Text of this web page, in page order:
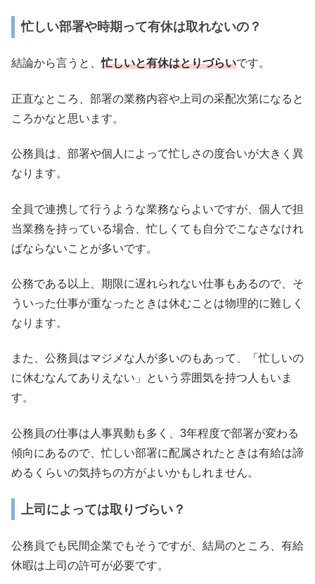
忙しい部署や時期って有休は取れないの？
結論から言うと、忙しいと有休はとりづらいです。
正直なところ、部署の業務内容や上司の采配次第になると
ころかなと思います。
公務員は、部署や個人によって忙しさの度合いが大きく異
なります。
全員で連携して行うような業務ならよいですが、個人で担
当業務を持っている場合、忙しくても自分でこなさなけれ
ばならないことが多いです。
公務である以上、期限に遅れられない仕事もあるので、そ
ういった仕事が重なったときは休むことは物理的に難しく
なります。
また、公務員はマジメな人が多いのもあって、「忙しいの
に休むなんてありえない」という雰囲気を持つ人もいま
す。
公務員の仕事は人事異動も多く、3年程度で部署が変わる
傾向にあるので、忙しい部署に配属されたときは有給は諦
めるくらいの気持ちの方がよいかもしれません。
上司によっては取りづらい？
公務員でも民間企業でもそうですが、結局のところ、有給
休暇は上司の許可が必要です。